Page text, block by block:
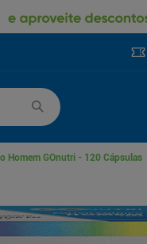
Homem GOnutri - 120 Cápsulas